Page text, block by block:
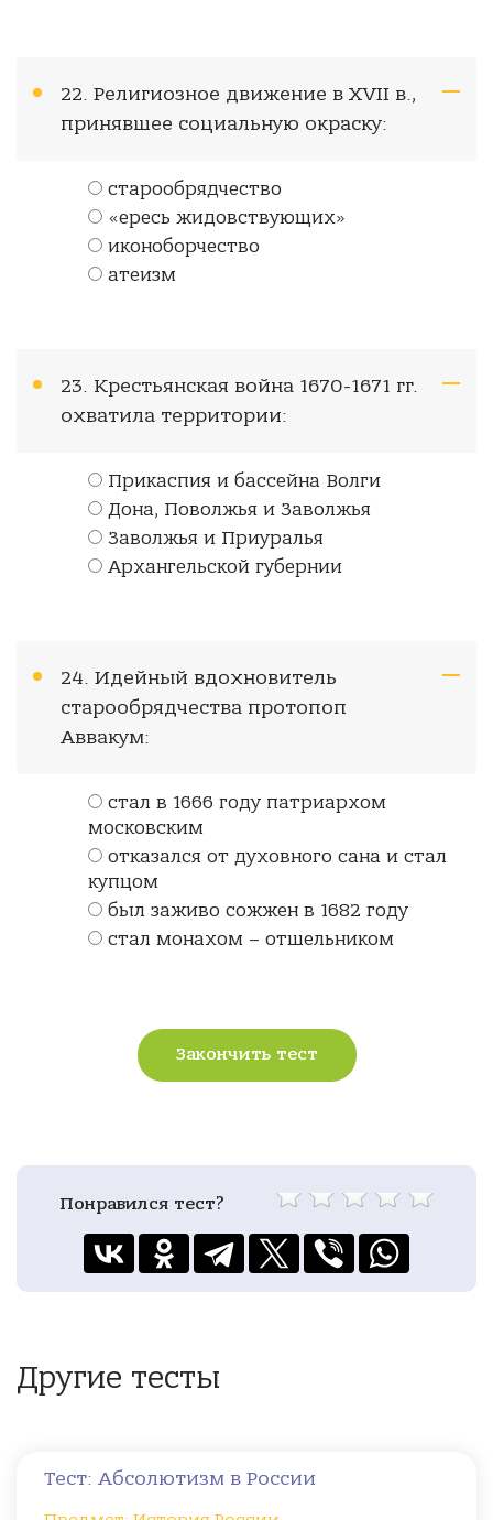
22. Религиозное движение в XVII в.,
принявшее социальную окраску:
старообрядчество
«ересь жидовствующих»
иконоборчество
атеизм
23. Крестьянская война 1670-1671 гг.
охватила территории:
Прикаспия и бассейна Волги
Дона, Поволжья и Заволжья
Заволжья и Приуралья
Архангельской губернии
24. Идейный вдохновитель
старообрядчества протопоп
Аввакум:
стал в 1666 году патриархом
московским
отказался от духовного сана и стал
купцом
был заживо сожжен в 1682 году
стал монахом – отшельником
Закончить тест
Понравился тест?
Другие тесты
Тест: Абсолютизм в России